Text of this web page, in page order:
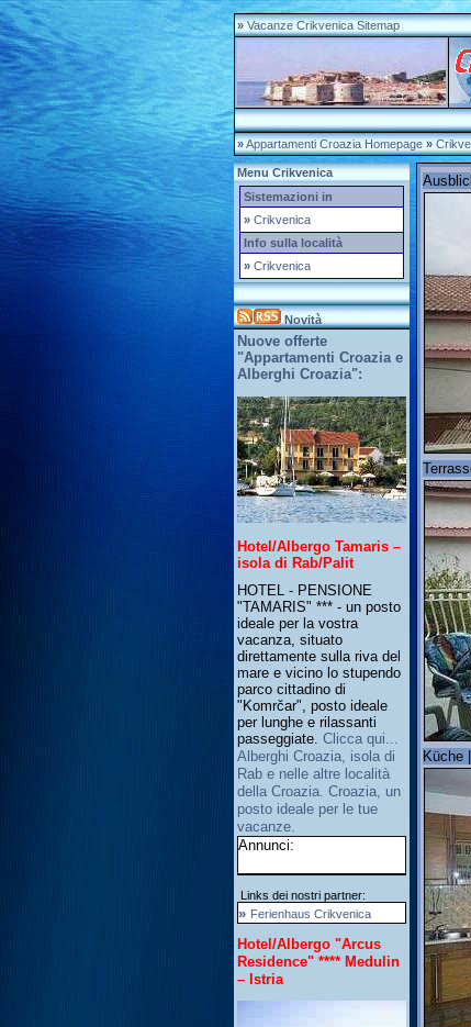
» Vacanze Crikvenica Sitemap
»Appartamenti Croazia Homepage »
Menu Crikvenica
Sistemazioni in
» Crikvenica
Info sulla località
» Crikvenica
Novità
Nuove offerte
"Appartamenti Croazia e
Alberghi Croazia":
Hotel/Albergo Tamaris –
isola di Rab/Palit
HOTEL - PENSIONE
"TAMARIS" *** - un posto
ideale per la vostra
vacanza, situato
direttamente sulla riva del
mare e vicino lo stupendo
parco cittadino di
"Komrčar", posto ideale
per lunghe e rilassanti
passeggiate. Clicca qui...
Alberghi Croazia, isola di
Rab e nelle altre località
della Croazia. Croazia, un
posto ideale per le tue
vacanze.
Annunci:
Links dei nostri partner:
» Ferienhaus Crikvenica
Hotel/Albergo "Arcus
Residence" **** Medulin
– Istria
Küche